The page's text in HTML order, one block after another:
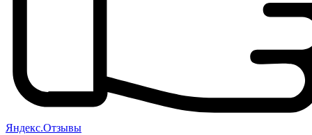
Яндекс.Отзывы